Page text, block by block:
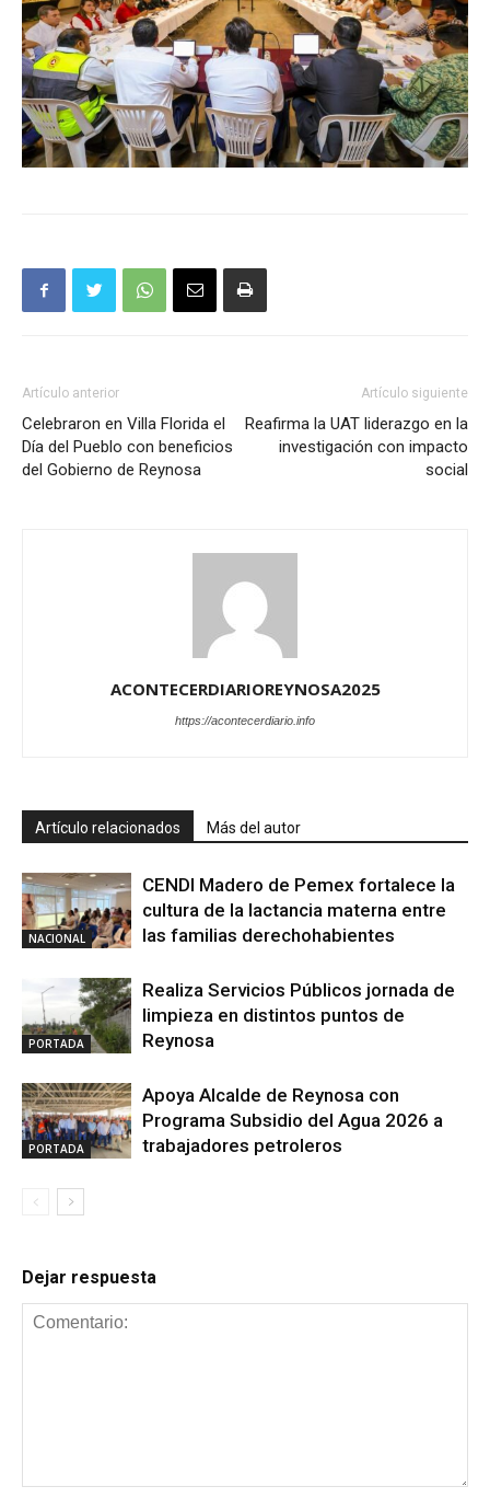
Artículo anterior
Celebraron en Villa Florida el
Día del Pueblo con beneficios
del Gobierno de Reynosa
Artículo siguiente
Reafirma la UAT liderazgo en la
investigación con impacto
social
ACONTECERDIARIOREYNOSA2025
https://acontecerdiario.info
Artículo relacionados Más del autor
NACIONAL
CENDI Madero de Pemex fortalece la
cultura de la lactancia materna entre
las familias derechohabientes
PORTADA
Realiza Servicios Públicos jornada de
limpieza en distintos puntos de
Reynosa
PORTADA
Apoya Alcalde de Reynosa con
Programa Subsidio del Agua 2026 a
trabajadores petroleros
Dejar respuesta